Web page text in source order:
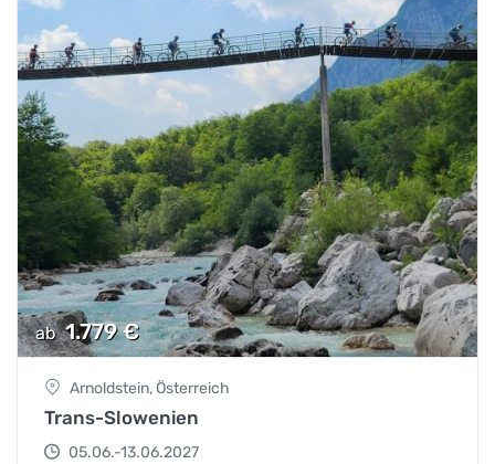
ab 1.779€
Arnoldstein, Österreich
Trans-Slowenien
05.06.-13.06.2027